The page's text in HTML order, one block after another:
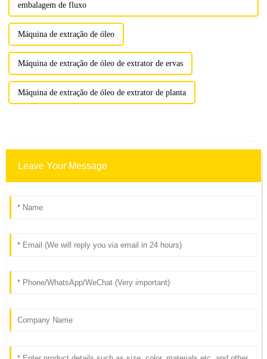
embalagem de fluxo
Máquina de extração de óleo
Máquina de extração de óleo de extrator de ervas
Máquina de extração de óleo de extrator de planta
Leave Your Message